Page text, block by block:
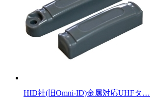
HID社(旧Omni-ID)金属対応UHFタ…